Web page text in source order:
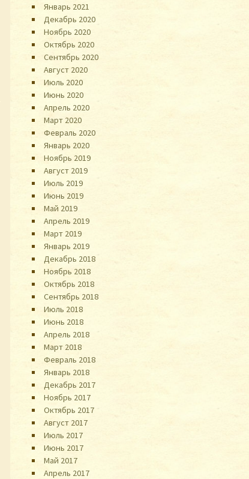
Январь 2021
Декабрь 2020
Ноябрь 2020
Октябрь 2020
Сентябрь 2020
Август 2020
Июль 2020
Июнь 2020
Апрель 2020
Март 2020
Февраль 2020
Январь 2020
Ноябрь 2019
Август 2019
Июль 2019
Июнь 2019
Май 2019
Апрель 2019
Март 2019
Январь 2019
Декабрь 2018
Ноябрь 2018
Октябрь 2018
Сентябрь 2018
Июль 2018
Июнь 2018
Апрель 2018
Март 2018
Февраль 2018
Январь 2018
Декабрь 2017
Ноябрь 2017
Октябрь 2017
Август 2017
Июль 2017
Июнь 2017
Май 2017
Апрель 2017